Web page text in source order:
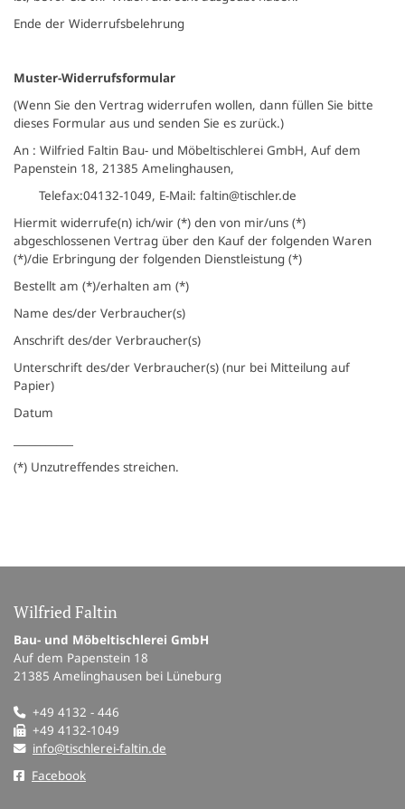
Ende der Widerrufsbelehrung
Muster-Widerrufsformular
(Wenn Sie den Vertrag widerrufen wollen, dann füllen Sie bitte
dieses Formular aus und senden Sie es zurück.)
An : Wilfried Faltin Bau- und Möbeltischlerei GmbH, Auf dem
Papenstein 18, 21385 Amelinghausen,
Telefax:04132-1049, E-Mail: faltin@tischler.de
Hiermit widerrufe(n) ich/wir (*) den von mir/uns (*)
abgeschlossenen Vertrag über den Kauf der folgenden Waren
(*)/die Erbringung der folgenden Dienstleistung (*)
Bestellt am (*)/erhalten am (*)
Name des/der Verbraucher(s)
Anschrift des/der Verbraucher(s)
Unterschrift des/der Verbraucher(s) (nur bei Mitteilung auf
Papier)
Datum
(*) Unzutreffendes streichen.
Wilfried Faltin
Bau- und Möbeltischlerei GmbH
Auf dem Papenstein 18
21385 Amelinghausen bei Lüneburg
+49 4132 - 446
+49 4132-1049
info@tischlerei-faltin.de
Facebook